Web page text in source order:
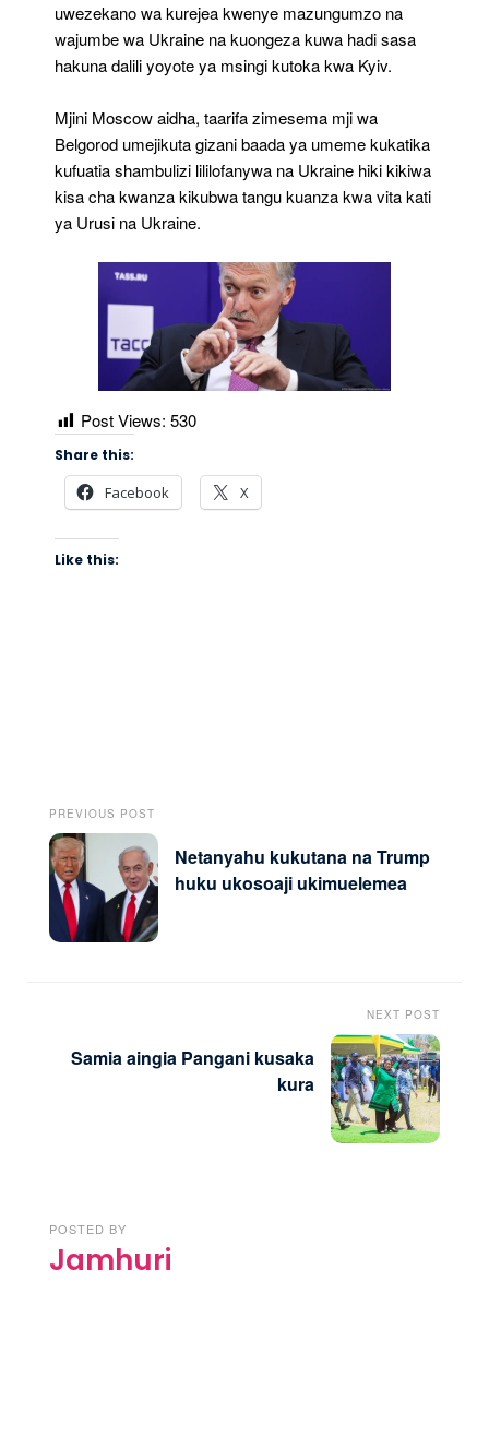
uwezekano wa kurejea kwenye mazungumzo na
wajumbe wa Ukraine na kuongeza kuwa hadi sasa
hakuna dalili yoyote ya msingi kutoka kwa Kyiv.
Mjini Moscow aidha, taarifa zimesema mji wa
Belgorod umejikuta gizani baada ya umeme kukatika
kufuatia shambulizi lililofanywa na Ukraine hiki kikiwa
kisa cha kwanza kikubwa tangu kuanza kwa vita kati
ya Urusi na Ukraine.
Post Views: 530
Share this:
Facebook X
Like this:
PREVIOUS POST
Netanyahu kukutana na Trump
huku ukosoaji ukimuelemea
NEXT POST
Samia aingia Pangani kusaka
kura
POSTED BY
Jamhuri